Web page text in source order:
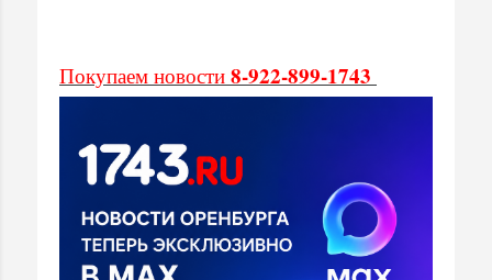
Покупаем новости 8-922-899-1743